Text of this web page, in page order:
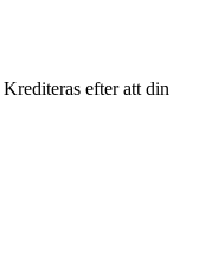
Krediteras efter att din